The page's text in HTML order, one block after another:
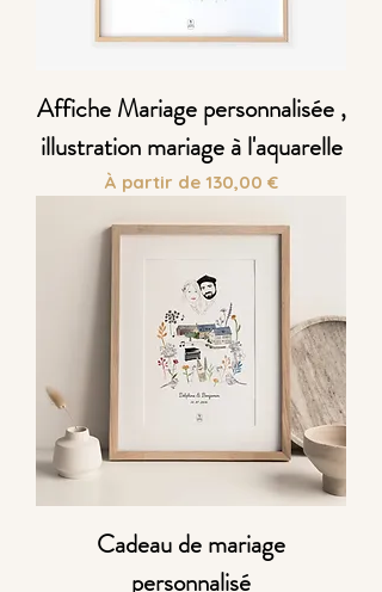
Affiche Mariage personnalisée ,
illustration mariage à l'aquarelle
À partir de 130,00 €
Prix promotionnel
Cadeau de mariage
personnalisé